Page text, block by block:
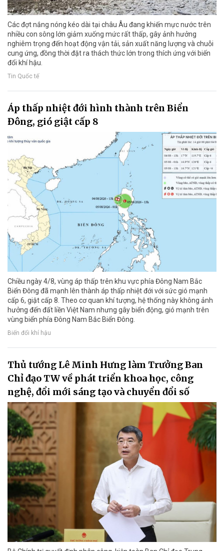
Các đợt nắng nóng kéo dài tại châu Âu đang khiến mực nước trên
nhiều con sông lớn giảm xuống mức rất thấp, gây ảnh hưởng
nghiêm trọng đến hoạt động vận tải, sản xuất năng lượng và chuỗi
cung ứng, đồng thời đặt ra thách thức lớn trong thích ứng với biến
đổi khí hậu.
Tin Quốc tế
Áp thấp nhiệt đới hình thành trên Biển
Đông, gió giật cấp 8
Chiều ngày 4/8, vùng áp thấp trên khu vực phía Đông Nam Bắc
Biển Đông đã mạnh lên thành áp thấp nhiệt đới với sức gió mạnh
cấp 6, giật cấp 8. Theo cơ quan khí tượng, hệ thống này không ảnh
hưởng đến đất liền Việt Nam nhưng gây biển động, gió mạnh trên
vùng biển phía Đông Nam Bắc Biển Đông.
Biến đổi khí hậu
Thủ tướng Lê Minh Hưng làm Trưởng Ban
Chỉ đạo TW về phát triển khoa học, công
nghệ, đổi mới sáng tạo và chuyển đổi số